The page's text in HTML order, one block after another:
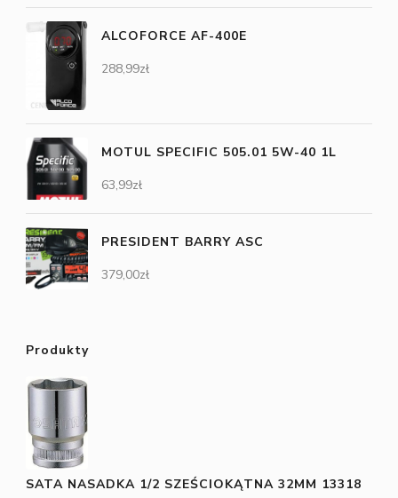
ALCOFORCE AF-400E
288,99zł
MOTUL SPECIFIC 505.01 5W-40 1L
63,99zł
PRESIDENT BARRY ASC
379,00zł
Produkty
SATA NASADKA 1/2 SZEŚCIOKĄTNA 32MM 13318